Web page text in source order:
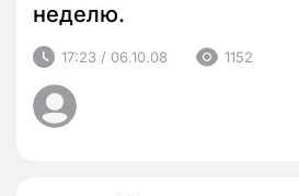
неделю.
17:23 / 06.10.08 1152